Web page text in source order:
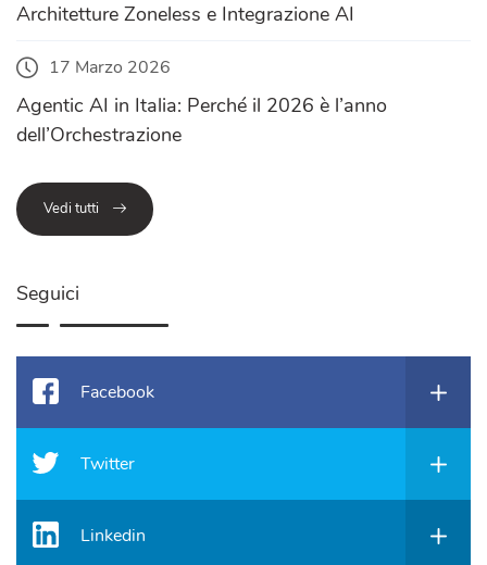
Architetture Zoneless e Integrazione AI
17 Marzo 2026
Agentic AI in Italia: Perché il 2026 è l’anno
dell’Orchestrazione
Vedi tutti
Seguici
Facebook
Twitter
Linkedin